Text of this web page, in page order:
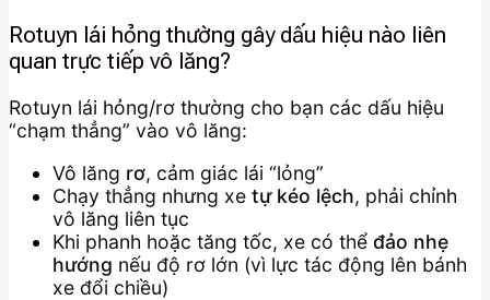
Rotuyn lái hỏng thường gây dấu hiệu nào liên
quan trực tiếp vô lăng?
Rotuyn lái hỏng/rơ thường cho bạn các dấu hiệu
“chạm thẳng” vào vô lăng:
Vô lăng rơ, cảm giác lái “lỏng”
Chạy thẳng nhưng xe tự kéo lệch, phải chỉnh
vô lăng liên tục
Khi phanh hoặc tăng tốc, xe có thể đảo nhẹ
hướng nếu độ rơ lớn (vì lực tác động lên bánh
xe đổi chiều)